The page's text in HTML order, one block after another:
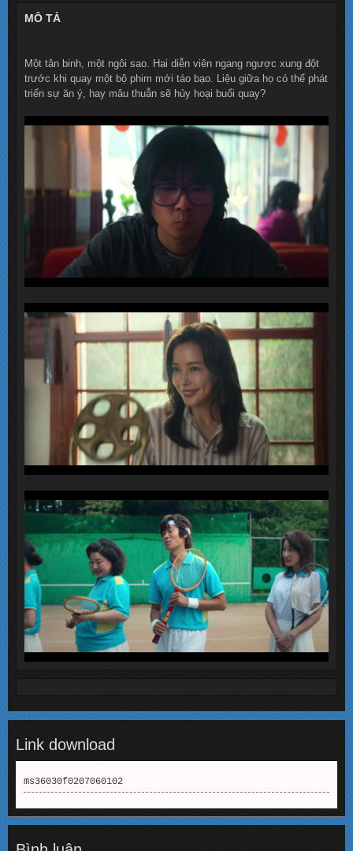
MÔ TẢ
Một tân binh, một ngôi sao. Hai diễn viên ngang ngược xung đột
trước khi quay một bộ phim mới táo bạo. Liệu giữa họ có thể phát
triển sự ăn ý, hay mâu thuẫn sẽ hủy hoại buổi quay?
Link download
ms36030f0207060102